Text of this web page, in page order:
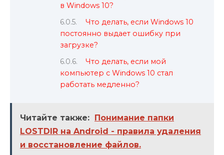
в Windows 10?
Что делать, если Windows 10
постоянно выдает ошибку при
загрузке?
Что делать, если мой
компьютер с Windows 10 стал
работать медленно?
Читайте также: Понимание папки
LOSTDIR на Android - правила удаления
и восстановление файлов.